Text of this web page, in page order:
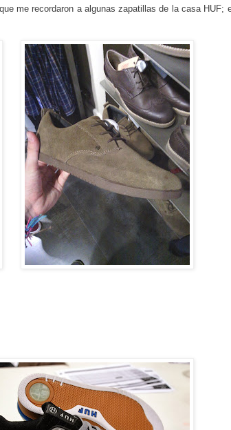
me recordaron a algunas zapatillas de la casa HUF;